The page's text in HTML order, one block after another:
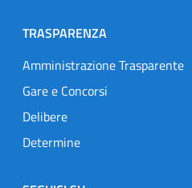
TRASPARENZA
Amministrazione Trasparente
Gare e Concorsi
Delibere
Determine